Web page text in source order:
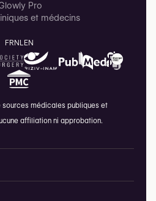
Pro
et médecins
FRNLEN
sources médicales publiques et
affiliation ni approbation.